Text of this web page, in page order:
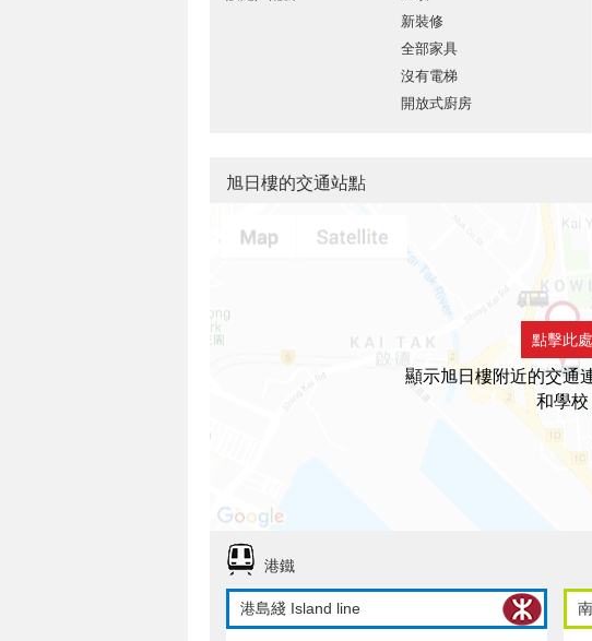
新裝修
全部家具
沒有電梯
開放式廚房
旭日樓的交通站點
點擊此處
顯示旭日樓附近的交通
和學校
港鐵
港島綫 Island line